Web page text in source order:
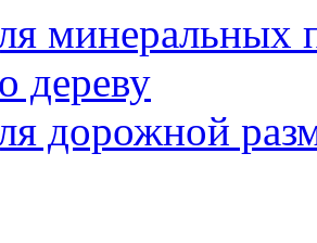
минеральных
дереву
дорожной